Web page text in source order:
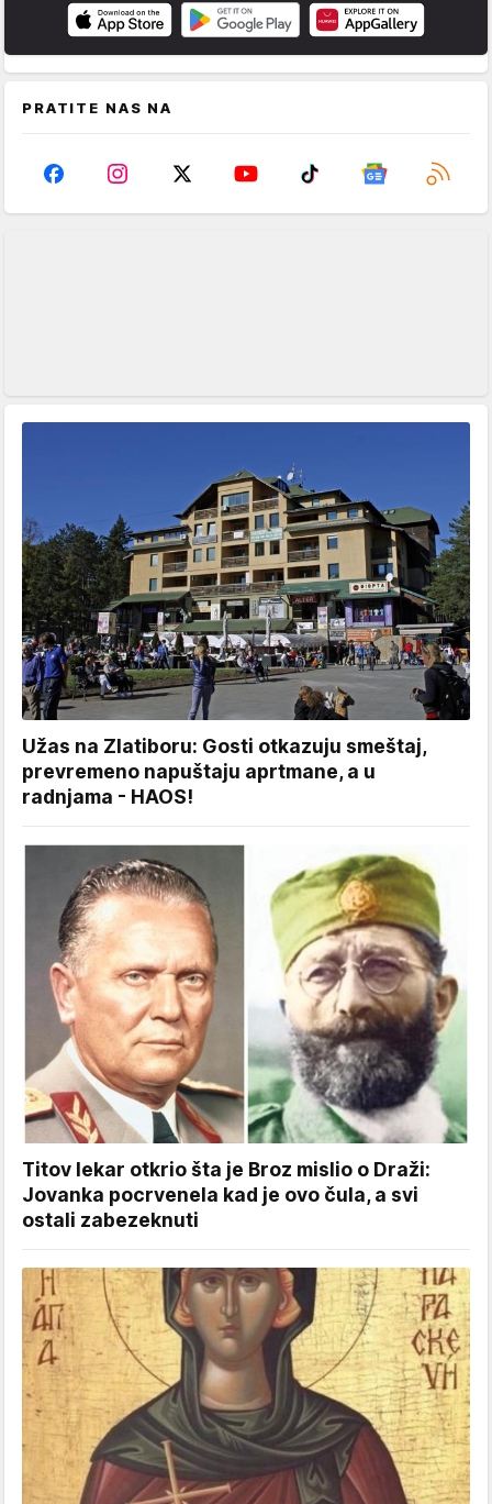
PRATITE NAS NA
Užas na Zlatiboru: Gosti otkazuju smeštaj,
prevremeno napuštaju aprtmane, a u
radnjama - HAOS!
Titov lekar otkrio šta je Broz mislio o Draži:
Jovanka pocrvenela kad je ovo čula, a svi
ostali zabezeknuti